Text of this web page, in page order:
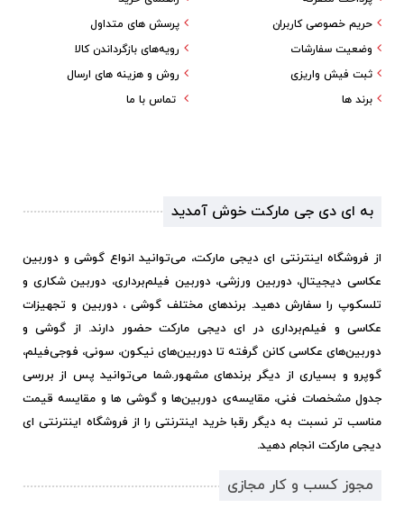
پرسش های متداول
رویه‌های بازگرداندن کالا
روش و هزینه های ارسال
تماس با ما
حریم خصوصی کاربران
وضعیت سفارشات
ثبت فیش واریزی
برند ها
به ای دی جی مارکت خوش آمدید
از فروشگاه اینترنتی ای دیجی مارکت، می‌توانید انواع گوشی و دوربین
عکاسی دیجیتال، دوربین ورزشی، دوربین فیلم‌برداری، دوربین شکاری و
تلسکوپ را سفارش دهید. برندهای مختلف گوشی ، دوربین و تجهیزات
عکاسی و فیلم‌برداری در ای دیجی مارکت حضور دارند. از گوشی و
دوربین‌های عکاسی کانن گرفته تا دوربین‌های نیکون، سونی، فوجی‌فیلم،
گوپرو و بسیاری از دیگر برندهای مشهور.شما می‌توانید پس از بررسی
جدول مشخصات فنی، مقایسه‌ی دوربین‌ها و گوشی ها و مقایسه قیمت
مناسب تر نسبت به دیگر رقبا خرید اینترنتی را از فروشگاه اینترنتی ای
دیجی مارکت انجام دهید.
مجوز کسب و کار مجازی